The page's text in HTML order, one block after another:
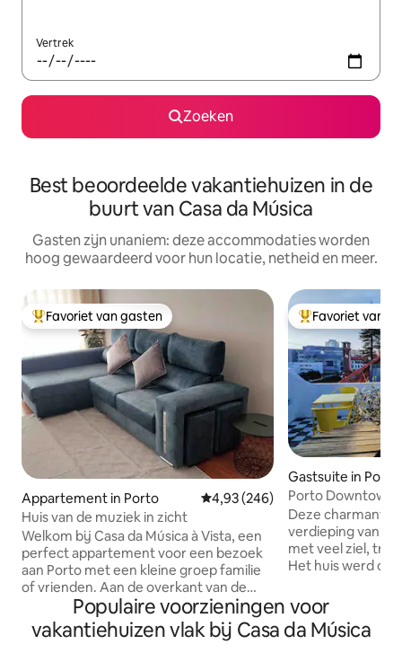
Vertrek
Zoeken
Best beoordeelde vakantiehuizen in de
buurt van Casa da Música
Gasten zijn unaniem: deze accommodaties worden
hoog gewaardeerd voor hun locatie, netheid en meer.
Topfavoriet van gasten
Favoriet van gasten
Appartement in Porto Gemiddelde beoordeling van
4,93 (246)
Huis van de muziek in zicht
Welkom bij Casa da Música à Vista, een
perfect appartement voor een bezoek
aan Porto met een kleine groep familie
of vrienden. Aan de overkant van de
belangrijkste metro- en busstations is
dit een uitstekende gunstige locatie om
de stad te verkennen. Gelegen op
Topfavoriet van
Favoriet van
Gastsuite in Porto
Porto Downtown
privéterras
Deze charmante
verdieping van
met veel ziel,
Het huis werd
sinds 1936. Meer
boeken onze
een bijzonder
Populaire voorzieningen voor
vakantiehuizen vlak bij Casa da Música